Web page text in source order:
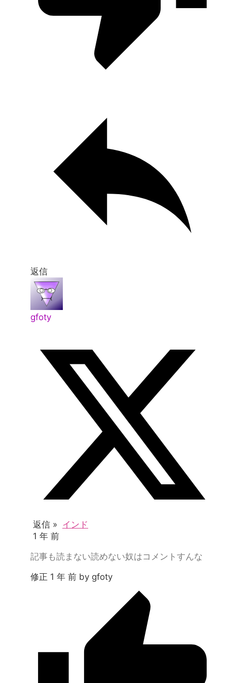
返信
gfoty
返信 » インド
1 年 前
記事も読まない読めない奴はコメントすんな
修正 1 年 前 by gfoty